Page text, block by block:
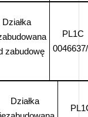
Działka
zabudowę
PL1C
Działka